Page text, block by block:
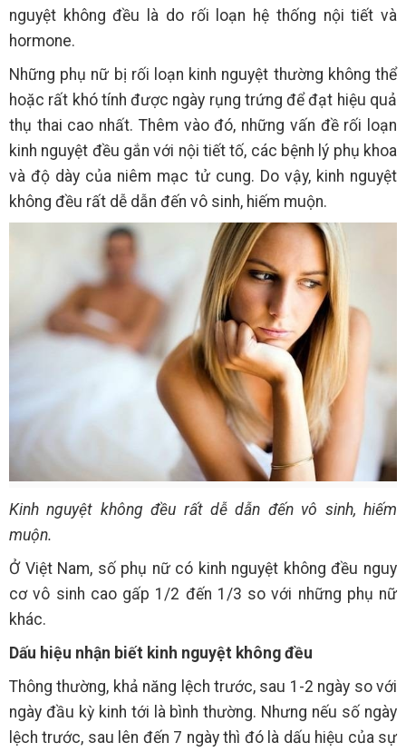
nguyệt không đều là do rối loạn hệ thống nội tiết và
hormone.
Những phụ nữ bị rối loạn kinh nguyệt thường không thể
hoặc rất khó tính được ngày rụng trứng để đạt hiệu quả
thụ thai cao nhất. Thêm vào đó, những vấn đề rối loạn
kinh nguyệt đều gắn với nội tiết tố, các bệnh lý phụ khoa
và độ dày của niêm mạc tử cung. Do vậy, kinh nguyệt
không đều rất dễ dẫn đến vô sinh, hiếm muộn.
Kinh nguyệt không đều rất dễ dẫn đến vô sinh, hiếm
muộn.
Ở Việt Nam, số phụ nữ có kinh nguyệt không đều nguy
cơ vô sinh cao gấp 1/2 đến 1/3 so với những phụ nữ
khác.
Dấu hiệu nhận biết kinh nguyệt không đều
Thông thường, khả năng lệch trước, sau 1-2 ngày so với
ngày đầu kỳ kinh tới là bình thường. Nhưng nếu số ngày
lệch trước, sau lên đến 7 ngày thì đó là dấu hiệu của sự